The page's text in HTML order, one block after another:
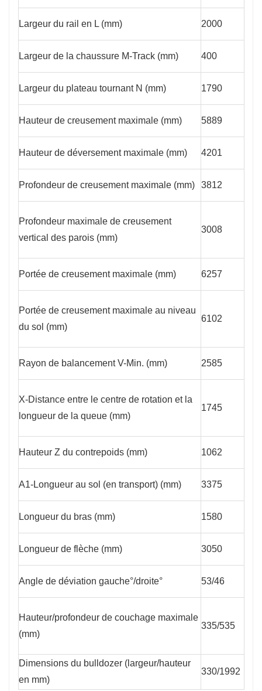
Largeur du rail en L (mm) 2000
Largeur de la chaussure M-Track (mm) 400
Largeur du plateau tournant N (mm) 1790
Hauteur de creusement maximale (mm) 5889
Hauteur de déversement maximale (mm) 4201
Profondeur de creusement maximale (mm) 3812
Profondeur maximale de creusement
vertical des parois (mm)
3008
Portée de creusement maximale (mm) 6257
Portée de creusement maximale au niveau
du sol (mm)
6102
Rayon de balancement V-Min. (mm) 2585
X-Distance entre le centre de rotation et la
longueur de la queue (mm)
1745
Hauteur Z du contrepoids (mm) 1062
A1-Longueur au sol (en transport) (mm) 3375
Longueur du bras (mm) 1580
Longueur de flèche (mm) 3050
Angle de déviation gauche°/droite° 53/46
Hauteur/profondeur de couchage maximale
(mm)
335/535
Dimensions du bulldozer (largeur/hauteur
en mm)
330/1992